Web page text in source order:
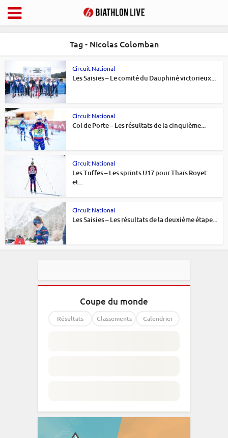
Tag - Nicolas Colomban
Circuit National
Les Saisies – Le comité du Dauphiné victorieux...
Circuit National
Col de Porte – Les résultats de la cinquième...
Circuit National
Les Tuffes – Les sprints U17 pour Thaïs Royet
et...
Circuit National
Les Saisies – Les résultats de la deuxième étape...
Coupe du monde
Résultats Classements Calendrier